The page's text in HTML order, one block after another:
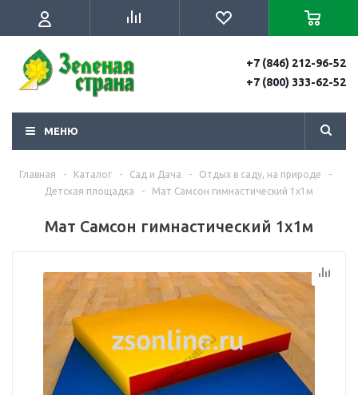
+7 (846) 212-96-52
+7 (800) 333-62-52
МЕНЮ
Главная - Каталог - Сад и Дача - Отдых в саду, на природе
-
Детская площадка
- Мат Самсон гимнастический 1х1м
Мат Самсон гимнастический 1х1м